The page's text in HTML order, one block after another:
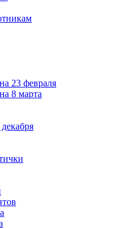
23 февраля
8 марта